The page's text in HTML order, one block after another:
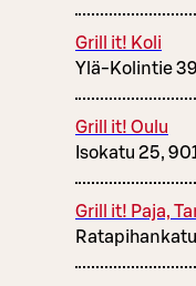
Grill it! Koli
Ylä-Kolintie
Grill it! Oulu
Isokatu 25,
Grill it! Paja,